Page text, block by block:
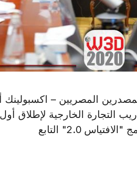
المصدرين المصريين –
التجارة الخارجية لإطلاق
2.0" التابع